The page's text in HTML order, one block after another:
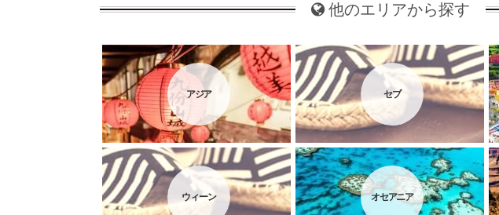
他のエリアから探す
アジア セブ
ウィーン オセアニア